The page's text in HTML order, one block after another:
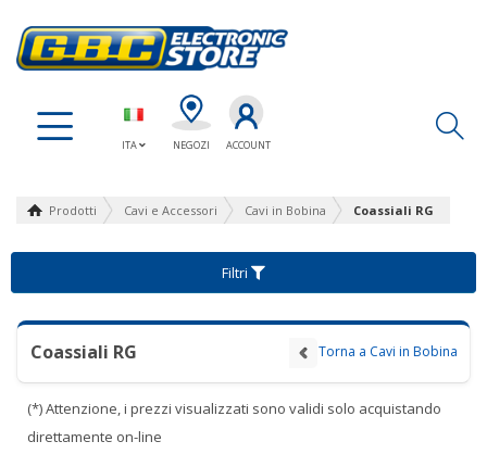
ITA NEGOZI ACCOUNT
Prodotti Cavi e Accessori Cavi in Bobina Coassiali RG
Filtri
Coassiali RG Torna a Cavi in Bobina
(*) Attenzione, i prezzi visualizzati sono validi solo acquistando
direttamente on-line